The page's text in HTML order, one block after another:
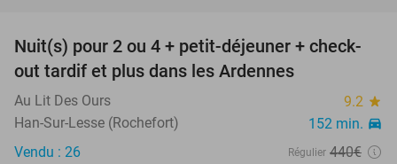
75%
Nuit(s) pour 2 ou 4 + petit-déjeuner + check-
out tardif et plus dans les Ardennes
Au Lit Des Ours 9.2 star
Han-Sur-Lesse (Rochefort) 152 min. directions_car
Vendu : 26 Régulier 440€